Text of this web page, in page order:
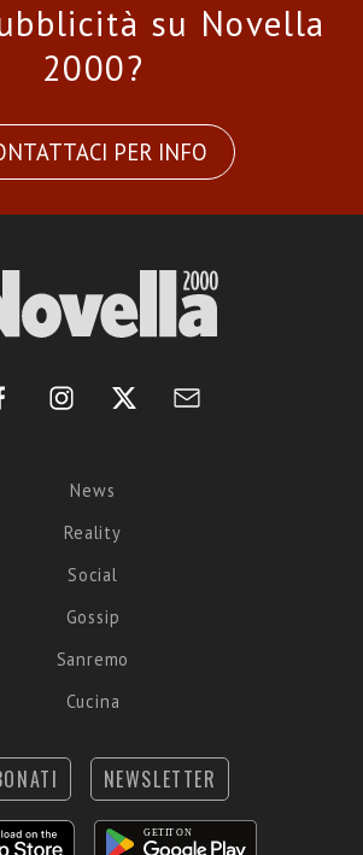
su Novella
2000?
PER INFO
News
Reality
Social
Gossip
Sanremo
Cucina
NEWSLETTER